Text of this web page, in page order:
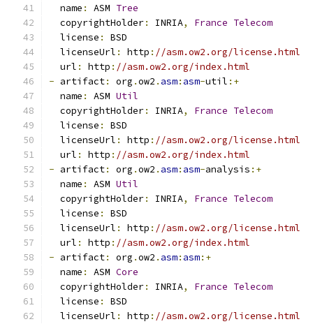
  name
: ASM Tree
  copyrightHolder
: INRIA, France Telecom
  license
:
BSD
  licenseUrl
: http : //asm.ow2.org/license.html
  url
: http : //asm.ow2.org/index.html
- artifact: org .ow2 . asm: asm-util :+
  name
: ASM Util
  copyrightHolder
: INRIA, France Telecom
  license
:
BSD
  licenseUrl
: http : //asm.ow2.org/license.html
  url
: http : //asm.ow2.org/index.html
- artifact: org .ow2 . asm: asm-analysis :+
  name
: ASM Util
  copyrightHolder
: INRIA, France Telecom
  license
:
BSD
  licenseUrl
: http : //asm.ow2.org/license.html
  url
: http : //asm.ow2.org/index.html
- artifact: org .ow2 . asm: asm:+
  name
: ASM Core
  copyrightHolder
: INRIA, France Telecom
  license
:
BSD
  licenseUrl
: http : //asm.ow2.org/license.html